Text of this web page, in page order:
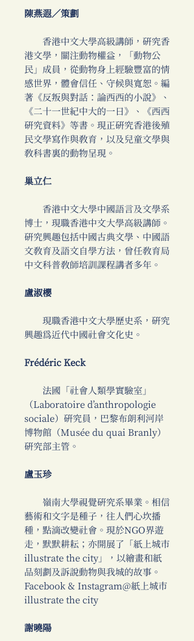
陳燕遐／策劃
香港中文大學高級講師，研究香
港文學，關注動物權益，「動物公
民」成員，從動物身上經驗豐富的情
感世界，體會信任、守候與寬恕。編
著《反叛與對話：論西西的小說》、
《二十一世紀中大的一日》、《西西
研究資料》等書。現正研究香港後殖
民文學寫作與教育，以及兒童文學與
教科書裏的動物呈現。
巢立仁
香港中文大學中國語言及文學系
博士，現職香港中文大學高級講師。
研究興趣包括中國古典文學、中國語
文教育及語文自學方法，曾任教育局
中文科普教師培訓課程講者多年。
盧淑櫻
現職香港中文大學歷史系，研究
興趣為近代中國社會文化史。
Frédéric Keck
法國「社會人類學實驗室」
（Laboratoire d’anthropologie
sociale）研究員，巴黎布朗利河岸
博物館（Musée du quai Branly）
研究部主管。
盧玉珍
嶺南大學視覺研究系畢業。相信
藝術和文字是種子，往人們心坎播
種，點滴改變社會。現於NGO界遊
走，默默耕耘；亦開展了「紙上城市
illustrate the city」，以繪畫和紙
品刻劃及訴說動物與我城的故事。
Facebook & Instagram@紙上城市
illustrate the city
謝曉陽